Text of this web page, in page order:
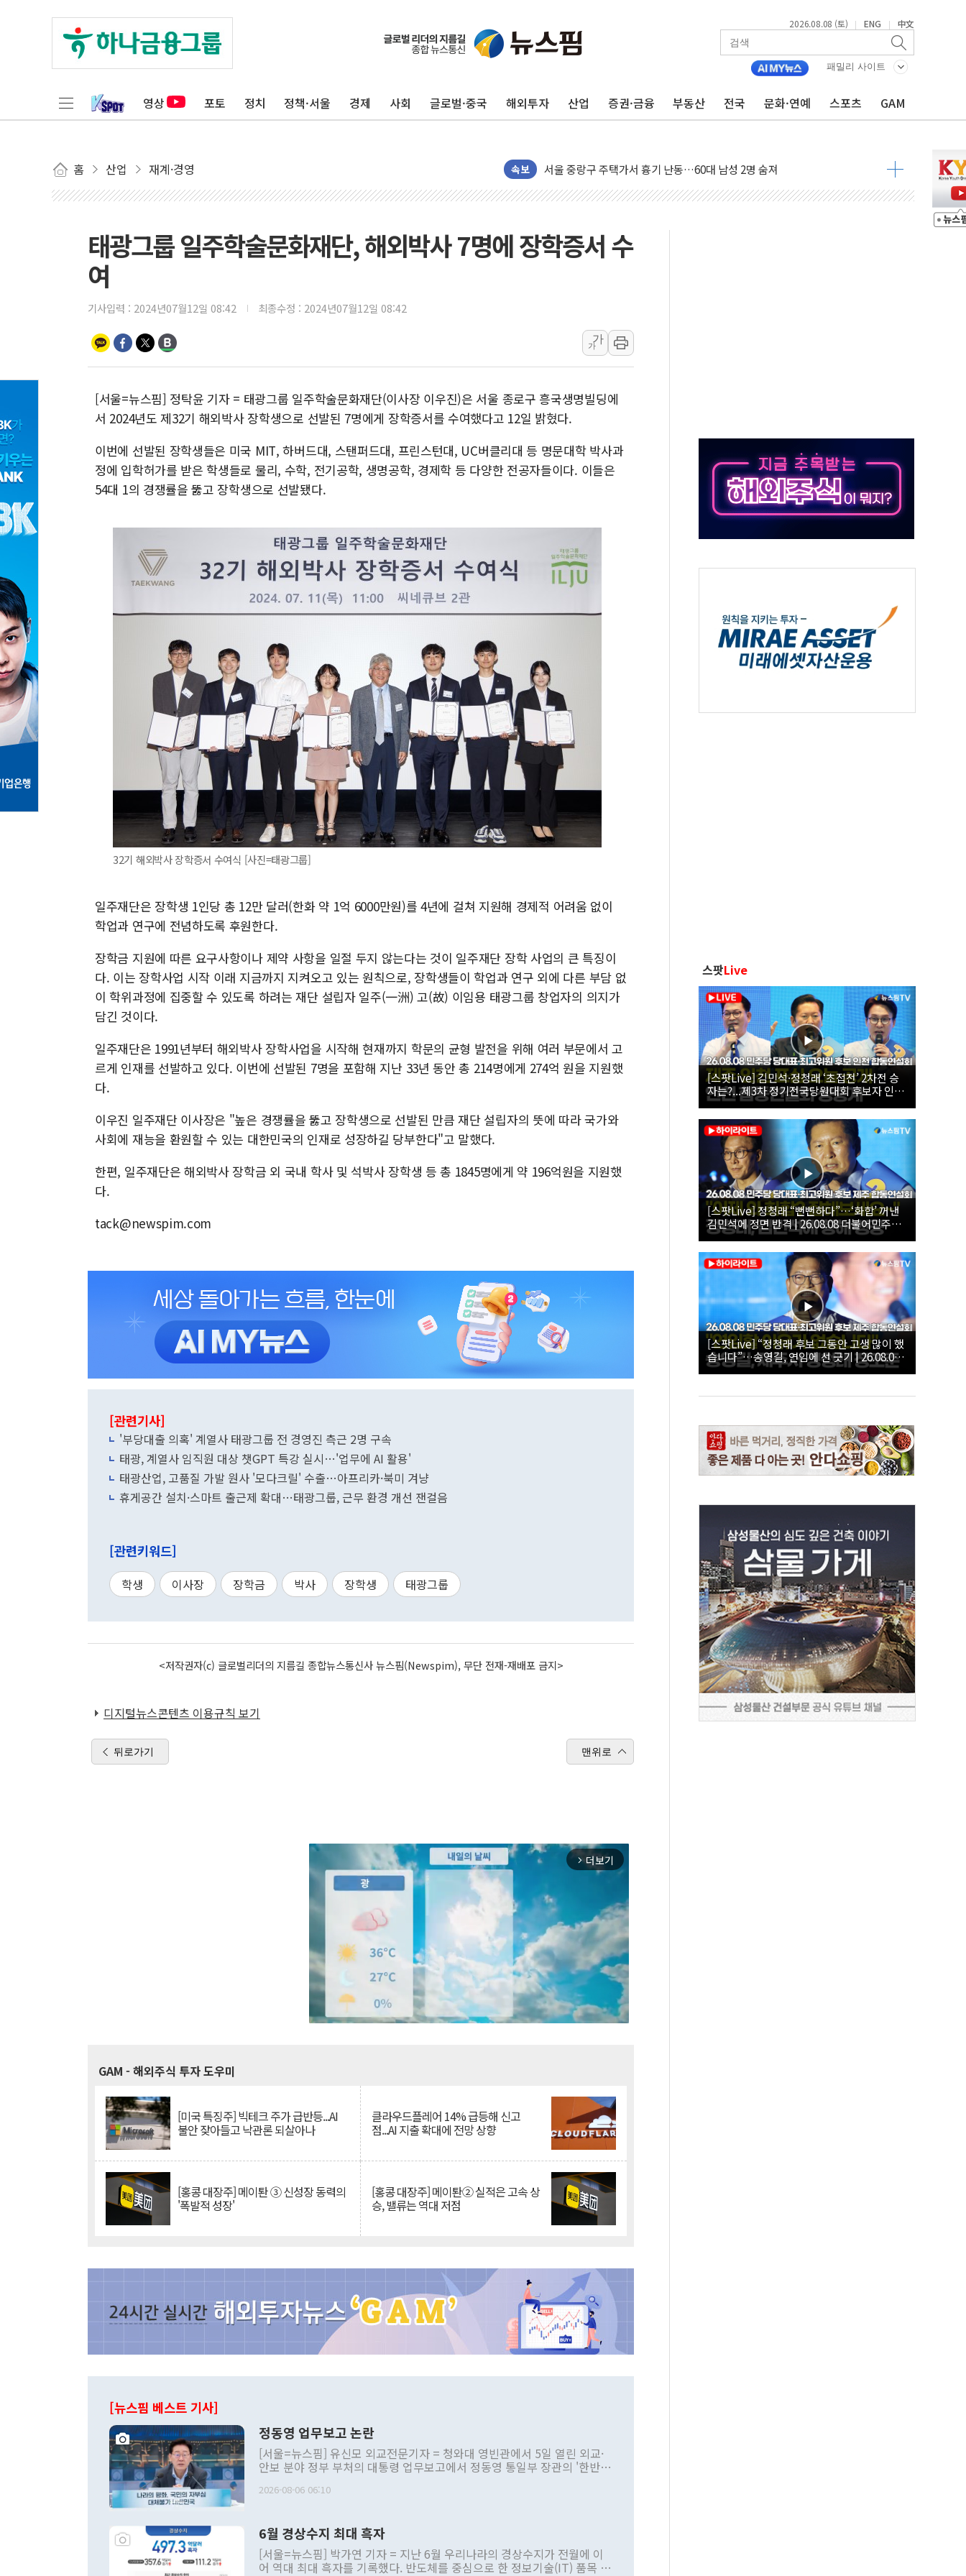
2026.08.08 (토) | ENG | 中文
패밀리 사이트
영상 포토 정치 정책·서울 경제 사회 글로벌·중국 해외투자 산업 증권·금융 부동산 전국 문화·연예 스포츠 GAM
홈 산업 재계·경영 속보
강릉·동해·삼척 시간당 최대 50㎜ 폭우…강원 동해안 강한 비 어어져
李대통령 "결혼 때문에 손해 보는 일 없게"…'결혼 페널티' 22개 과제 손본다
여수 오동도 인근 해상서 모터보트 전복…1명 사망·1명 실종
인천 선재도 갯벌서 해루질 중 실종 60대 나흘만에 숨진 채 발견
인천서 말다툼 중 어머니 흉기 살해 10대 아들 체포
동해중부 전 해상 풍랑주의보…10일까지 최대 3.5m 높은 물결
연일 폭염에 온열질환 사망 23명…정부, 비상대응기구 가동
中 전방위 아파트 부양, 수도 베이징도 부동산 규제 철폐
인제 용대리 계곡서 수위 상승으로 피서객 7명 고립…전원 구조
동해시, 11~14일 '별똥별 멍' 운영…페르세우스 유성우 관측
청양 밭에서 일하던 90대 숨져…온열질환 여부 조사
폭염에 車 운전면허 기능시험 오전 집중 편성…체감온도 38도 넘으면 중단
李대통령, 'ISA·주가누르기 방지법' 전면 재검토 지시
'호우 특보' 경북 울진 시간당 20~30mm 강한 비...가뭄 해소될 듯
태광그룹 일주학술문화재단, 해외박사 7명에 장학증서 수
여
기사입력 : 2024년07월12일 08:42 최종수정 : 2024년07월12일 08:42
가
가
[서울=뉴스핌] 정탁윤 기자 = 태광그룹 일주학술문화재단(이사장 이우진)은 서울 종로구 흥국생명빌딩에
서 2024년도 제32기 해외박사 장학생으로 선발된 7명에게 장학증서를 수여했다고 12일 밝혔다.
이번에 선발된 장학생들은 미국 MIT, 하버드대, 스탠퍼드대, 프린스턴대, UC버클리대 등 명문대학 박사과
정에 입학허가를 받은 학생들로 물리, 수학, 전기공학, 생명공학, 경제학 등 다양한 전공자들이다. 이들은
54대 1의 경쟁률을 뚫고 장학생으로 선발됐다.
32기 해외박사 장학증서 수여식 [사진=태광그룹]
일주재단은 장학생 1인당 총 12만 달러(한화 약 1억 6000만원)를 4년에 걸쳐 지원해 경제적 어려움 없이
학업과 연구에 전념하도록 후원한다.
장학금 지원에 따른 요구사항이나 제약 사항을 일절 두지 않는다는 것이 일주재단 장학 사업의 큰 특징이
다. 이는 장학사업 시작 이래 지금까지 지켜오고 있는 원칙으로, 장학생들이 학업과 연구 외에 다른 부담 없
이 학위과정에 집중할 수 있도록 하려는 재단 설립자 일주(一洲) 고(故) 이임용 태광그룹 창업자의 의지가
담긴 것이다.
일주재단은 1991년부터 해외박사 장학사업을 시작해 현재까지 학문의 균형 발전을 위해 여러 부문에서 고
르게 인재를 선발하고 있다. 이번에 선발된 7명을 포함해 지난 33년 동안 총 214명에게 274억 원을 지원했
다.
이우진 일주재단 이사장은 "높은 경쟁률을 뚫고 장학생으로 선발된 만큼 재단 설립자의 뜻에 따라 국가와
사회에 재능을 환원할 수 있는 대한민국의 인재로 성장하길 당부한다"고 말했다.
한편, 일주재단은 해외박사 장학금 외 국내 학사 및 석박사 장학생 등 총 1845명에게 약 196억원을 지원했
다.
tack@newspim.com
[관련기사]
'부당대출 의혹' 계열사 태광그룹 전 경영진 측근 2명 구속
태광, 계열사 임직원 대상 챗GPT 특강 실시…'업무에 AI 활용'
태광산업, 고품질 가발 원사 '모다크릴' 수출…아프리카·북미 겨냥
휴게공간 설치·스마트 출근제 확대…태광그룹, 근무 환경 개선 잰걸음
[관련키워드]
학생 이사장 장학금 박사 장학생 태광그룹
<저작권자(c) 글로벌리더의 지름길 종합뉴스통신사 뉴스핌(Newspim), 무단 전재-재배포 금지>
디지털뉴스콘텐츠 이용규칙 보기
뒤로가기 맨위로
arrow_forward_ios 더보기
GAM - 해외주식 투자 도우미
[미국 특징주] 빅테크 주가 급반등...AI
불안 잦아들고 낙관론 되살아나
클라우드플레어 14% 급등해 신고
점...AI 지출 확대에 전망 상향
[홍콩 대장주] 메이퇀 ③ 신성장 동력의
'폭발적 성장'
[홍콩 대장주] 메이퇀② 실적은 고속 상
승, 밸류는 역대 저점
[뉴스핌 베스트 기사]
정동영 업무보고 논란
[서울=뉴스핌] 유신모 외교전문기자 = 청와대 영빈관에서 5일 열린 외교·
안보 분야 정부 부처의 대통령 업무보고에서 정동영 통일부 장관의 '한반도
발언 중에는 정부 내 조율을 거치지 않은 사안을 정책으로 추진하겠다고 공
주의적 희망에 근거한 비현실적 구상'이라는 비판을 내놨다. 그동안 정 장
관의 대북 정책 관련 발언이 물의를 빚은 적은 여러 번 있지만 대통령과 유
관 부처 장관이 공개적으로 부정적 입장을 표명한 것은 이례적이다. 정 장
2026-08-06 06:10
6월 경상수지 최대 흑자
[서울=뉴스핌] 박가연 기자 = 지난 6월 우리나라의 경상수지가 전월에 이
어 역대 최대 흑자를 기록했다. 반도체를 중심으로 한 정보기술(IT) 품목 수
스팟Live
[스팟Live] 김민석·정청래 ‘초접전’ 2차전 승
자는?...제3차 정기전국당원대회 후보자 인천
합동연설회 생중계 | 26.08.08
[스팟Live] 정청래 “뻔뻔하다”…‘화합’ 꺼낸
김민석에 정면 반격 | 26.08.08 더불어민주당
당대표·최고위원 후보 제주 합동연설회
[스팟Live] “정청래 후보 그동안 고생 많이 했
습니다”…송영길, 연임에 선 긋기 | 26.08.08
더불어민주당 당대표·최고위원 후보 제주 합